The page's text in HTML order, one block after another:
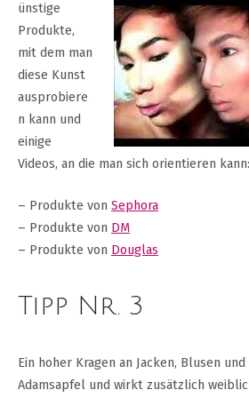
ünstige
Produkte,
mit dem man
diese Kunst
ausprobiere
n kann und
einige
Videos, an die man sich orientieren kann:
– Produkte von Sephora
– Produkte von DM
– Produkte von Douglas
Tipp Nr. 3
Ein hoher Kragen an Jacken, Blusen
Adamsapfel und wirkt zusätzlich